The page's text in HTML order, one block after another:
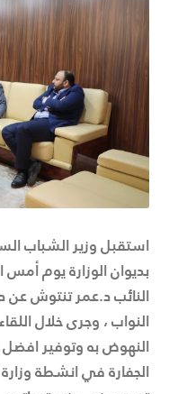
استقبل وزير الشباب
النائب د.عمر تنتوش عن
النواب ، وجرى خلال
النهوض به وتوفير
الجفارة في انشطة